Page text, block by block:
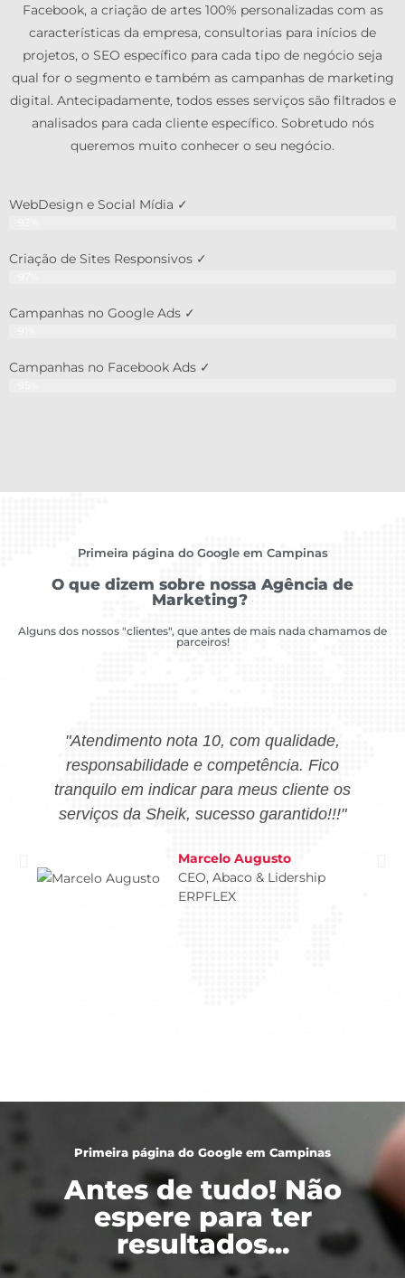
Facebook, a criação de artes 100% personalizadas com as
características da empresa, consultorias para inícios de
projetos, o SEO específico para cada tipo de negócio seja
qual for o segmento e também as campanhas de marketing
digital. Antecipadamente, todos esses serviços são filtrados e
analisados para cada cliente específico. Sobretudo nós
queremos muito conhecer o seu negócio.
WebDesign e Social Mídia ✓
Criação de Sites Responsivos ✓
Campanhas no Google Ads ✓
Campanhas no Facebook Ads ✓
Primeira página do Google em Campinas
O que dizem sobre nossa Agência de
Marketing?
Alguns dos nossos "clientes", que antes de mais nada chamamos de
parceiros!
"Atendimento nota 10, com qualidade,
responsabilidade e competência. Fico
tranquilo em indicar para meus cliente os
serviços da Sheik, sucesso garantido!!!"
Marcelo Augusto
CEO, Abaco & Lidership
ERPFLEX
Primeira página do Google em Campinas
Antes de tudo! Não
espere para ter
resultados...